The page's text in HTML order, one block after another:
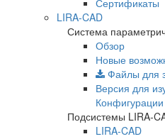
LIRA-CAD
Система
Обзор
Новые
Файлы для
Версия для
Подсистемы LIRA-
LIRA-CAD